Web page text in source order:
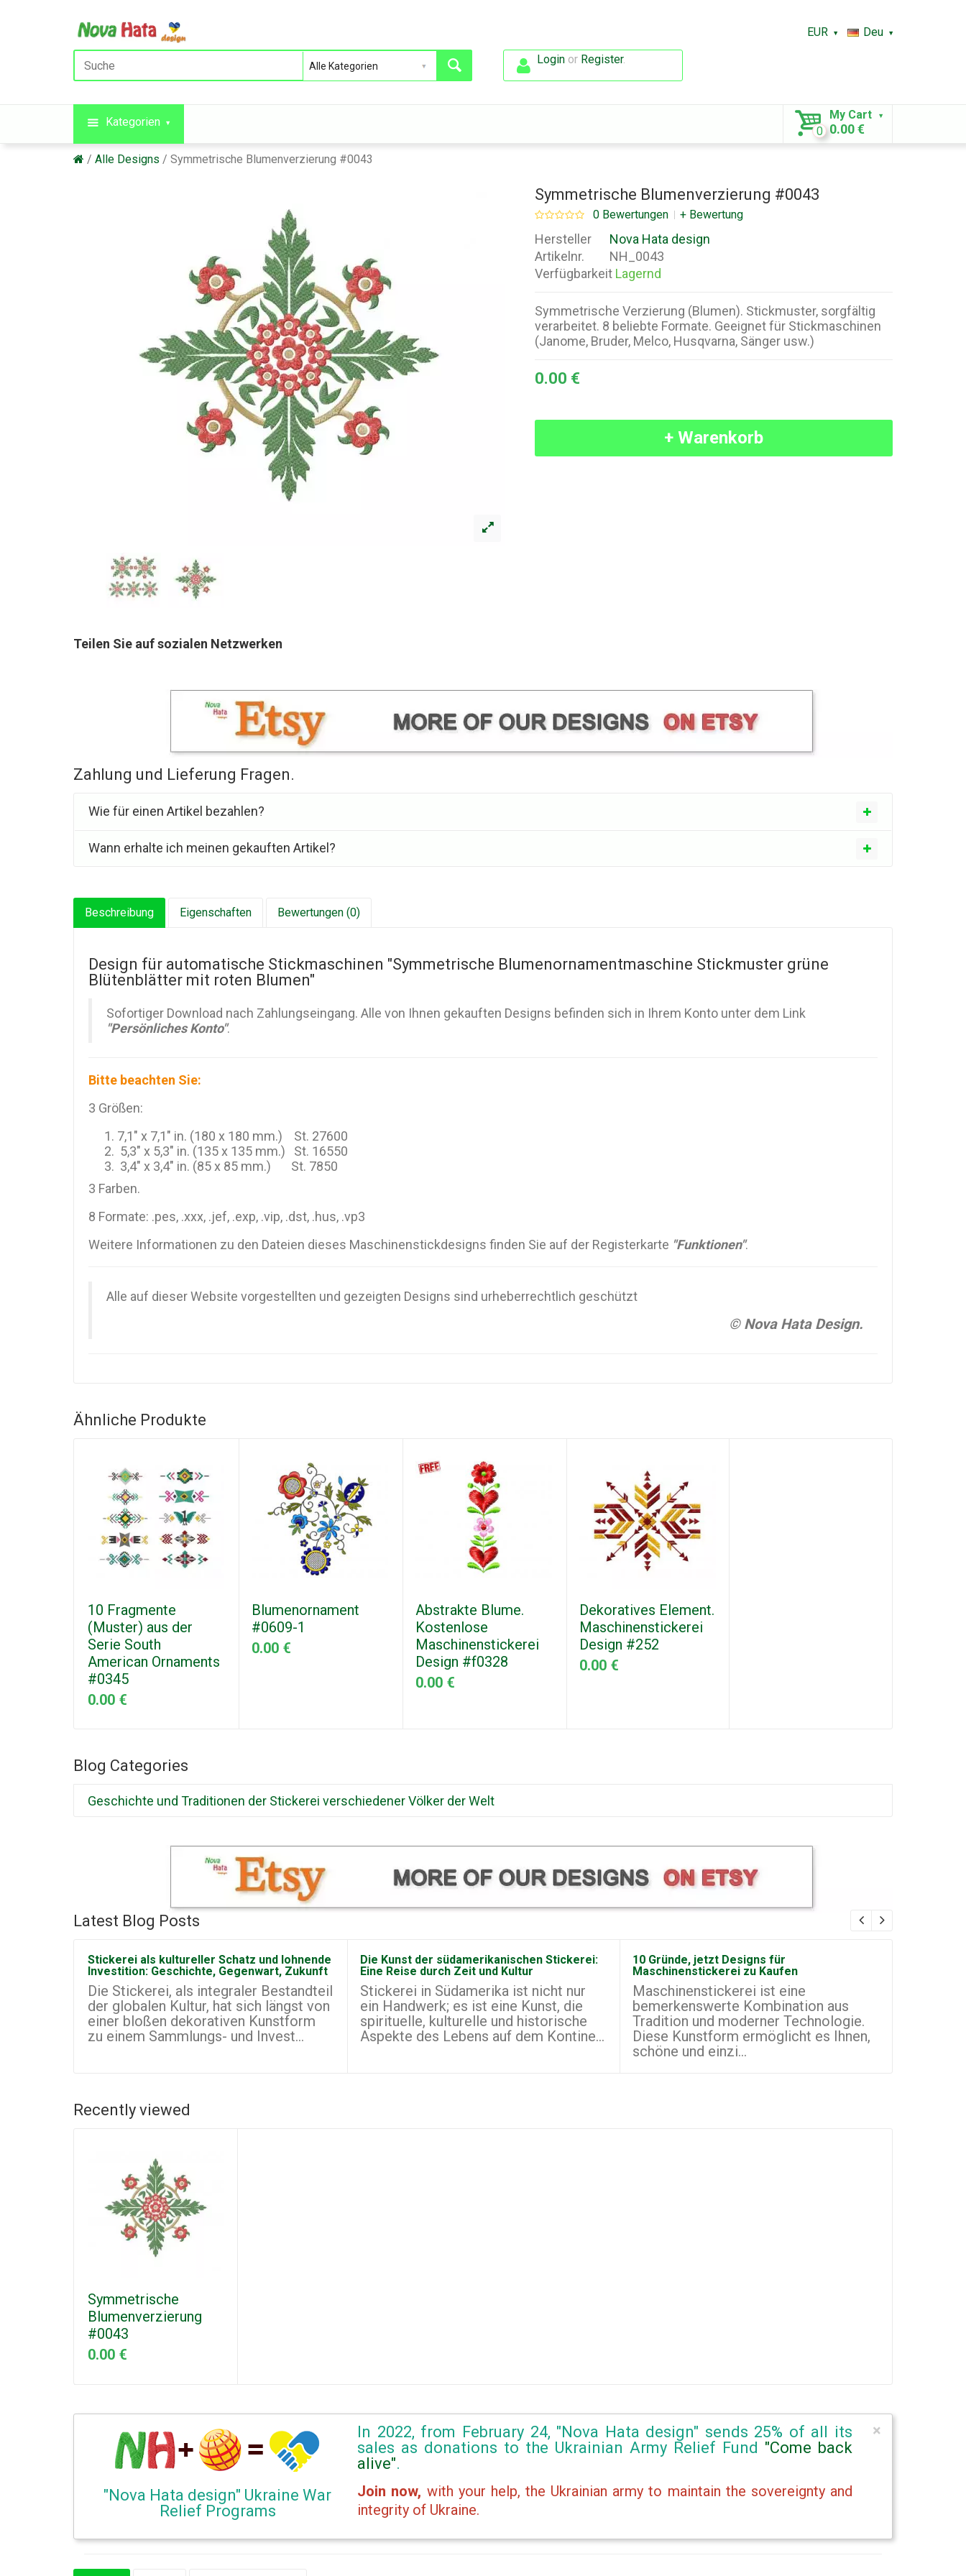
EUR
Deu
Loginor Register.
Kategorien
My Cart
0 0.00 €
Alle Designs Symmetrische Blumenverzierung #0043
Teilen Sie auf sozialen Netzwerken
Symmetrische Blumenverzierung #0043
0 Bewertungen + Bewertung
Hersteller
Nova Hata design
Artikelnr.
NH_0043
Verfügbarkeit Lagernd
Symmetrische Verzierung (Blumen). Stickmuster, sorgfältig
verarbeitet. 8 beliebte Formate. Geeignet für Stickmaschinen
(Janome, Bruder, Melco, Husqvarna, Sänger usw.)
0.00 €
+ Warenkorb
Zahlung und Lieferung Fragen.
Wie für einen Artikel bezahlen?
Wann erhalte ich meinen gekauften Artikel?
Beschreibung Eigenschaften Bewertungen (0)
Design für automatische Stickmaschinen "Symmetrische Blumenornamentmaschine Stickmuster grüne
Blütenblätter mit roten Blumen"
Sofortiger Download nach Zahlungseingang. Alle von Ihnen gekauften Designs befinden sich in Ihrem Konto unter dem Link
"Persönliches Konto".
Bitte beachten Sie:
3 Größen:
7,1" x 7,1" in. (180 x 180 mm.) St. 27600
5,3" x 5,3" in. (135 x 135 mm.) St. 16550
3,4" x 3,4" in. (85 x 85 mm.) St. 7850
3 Farben.
8 Formate: .pes, .xxx, .jef, .exp, .vip, .dst, .hus, .vp3
Weitere Informationen zu den Dateien dieses Maschinenstickdesigns finden Sie auf der Registerkarte "Funktionen".
Alle auf dieser Website vorgestellten und gezeigten Designs sind urheberrechtlich geschützt
© Nova Hata Design.
Ähnliche Produkte
10 Fragmente
(Muster) aus der
Serie South
American Ornaments
#0345
0.00 €
Blumenornament
#0609-1
0.00 €
Abstrakte Blume.
Kostenlose
Maschinenstickerei
Design #f0328
0.00 €
Dekoratives Element.
Maschinenstickerei
Design #252
0.00 €
Blog Categories
Geschichte und Traditionen der Stickerei verschiedener Völker der Welt
Latest Blog Posts
Stickerei als kultureller Schatz und lohnende
Investition: Geschichte, Gegenwart, Zukunft
Die Stickerei, als integraler Bestandteil
der globalen Kultur, hat sich längst von
einer bloßen dekorativen Kunstform
zu einem Sammlungs- und Invest...
Die Kunst der südamerikanischen Stickerei:
Eine Reise durch Zeit und Kultur
Stickerei in Südamerika ist nicht nur
ein Handwerk; es ist eine Kunst, die
spirituelle, kulturelle und historische
Aspekte des Lebens auf dem Kontine...
10 Gründe, jetzt Designs für
Maschinenstickerei zu Kaufen
Maschinenstickerei ist eine
bemerkenswerte Kombination aus
Tradition und moderner Technologie.
Diese Kunstform ermöglicht es Ihnen,
schöne und einzi...
Recently viewed
Symmetrische
Blumenverzierung
#0043
0.00 €
"Nova Hata design" Ukraine War
Relief Programs
In 2022, from February 24, "Nova Hata design" sends 25% of all its
sales as donations to the Ukrainian Army Relief Fund "Come back
alive".
Join now, with your help, the Ukrainian army to maintain the sovereignty and
integrity of Ukraine.
×